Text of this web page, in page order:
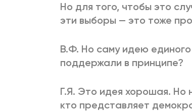
Но для того, чтобы это
эти выборы — это тоже
В.Ф. Но саму идею
поддержали в принципе?
Г.Я. Это идея хорошая. Но
кто представляет